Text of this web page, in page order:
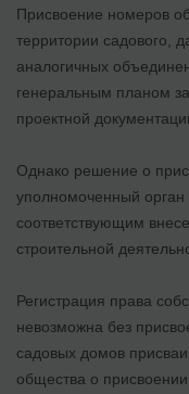
Присвоение номеров
территории садового,
аналогичных
генеральным планом
проектной
Однако решение о
уполномоченный
соответствующим
строительной
Регистрация права
невозможна без
садовых домов
общества о